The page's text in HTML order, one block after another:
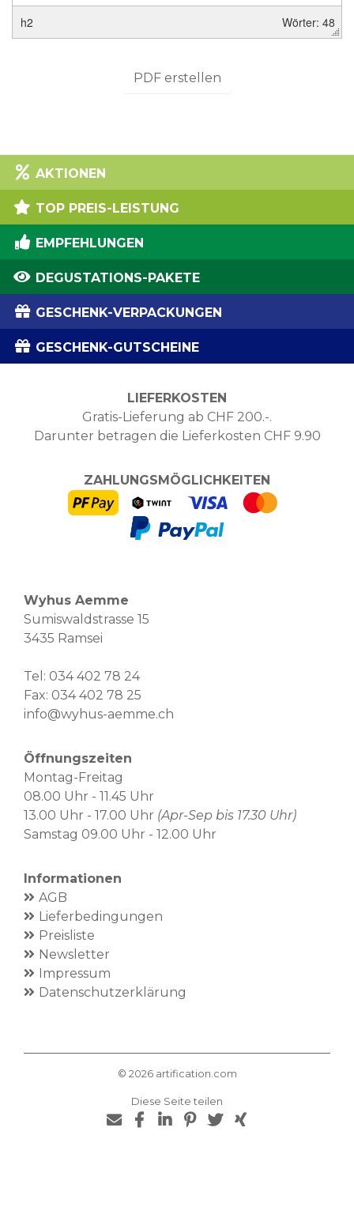
h2 Wörter: 48
PDF erstellen
AKTIONEN
TOP PREIS-LEISTUNG
EMPFEHLUNGEN
DEGUSTATIONS-PAKETE
GESCHENK-VERPACKUNGEN
GESCHENK-GUTSCHEINE
LIEFERKOSTEN
Gratis-Lieferung ab CHF 200.-.
Darunter betragen die Lieferkosten CHF 9.90
ZAHLUNGSMÖGLICHKEITEN
Wyhus Aemme
Sumiswaldstrasse 15
3435 Ramsei
Tel: 034 402 78 24
Fax: 034 402 78 25
info@wyhus-aemme.ch
Öffnungszeiten
Montag-Freitag
08.00 Uhr - 11.45 Uhr
13.00 Uhr - 17.00 Uhr (Apr-Sep bis 17.30 Uhr)
Samstag 09.00 Uhr - 12.00 Uhr
Informationen
AGB
Lieferbedingungen
Preisliste
Newsletter
Impressum
Datenschutzerklärung
© 2026 artification.com
Diese Seite teilen